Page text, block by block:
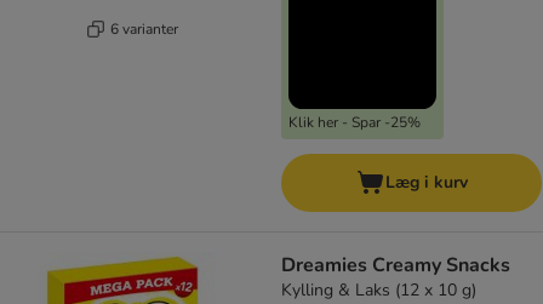
6 varianter
Klik her - Spar -25%
Læg i kurv
Dreamies Creamy Snacks
Kylling & Laks (12 x 10 g)